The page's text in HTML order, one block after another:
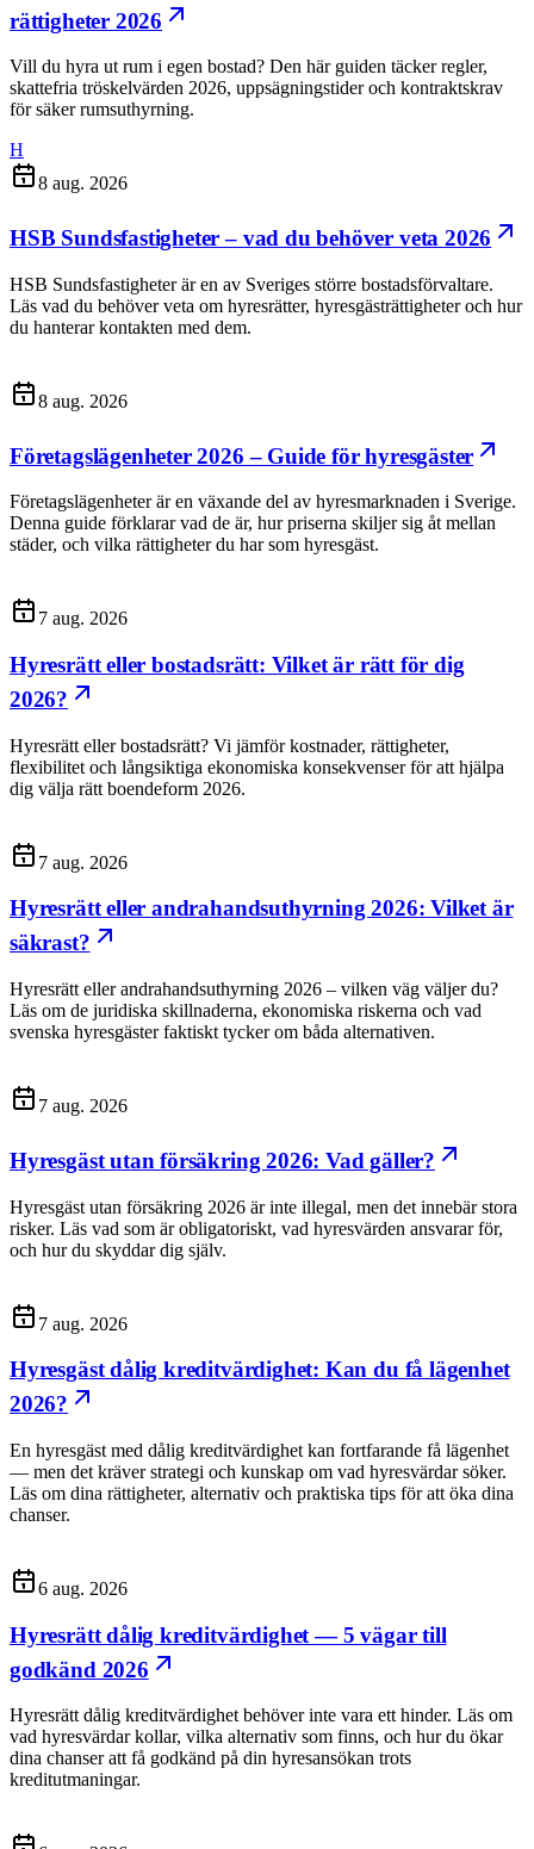
rättigheter 2026
Vill du hyra ut rum i egen bostad? Den här guiden täcker regler,
skattefria tröskelvärden 2026, uppsägningstider och kontraktskrav
för säker rumsuthyrning.
H
8 aug. 2026
HSB Sundsfastigheter – vad du behöver veta 2026
HSB Sundsfastigheter är en av Sveriges större bostadsförvaltare.
Läs vad du behöver veta om hyresrätter, hyresgästrättigheter och hur
du hanterar kontakten med dem.
8 aug. 2026
Företagslägenheter 2026 – Guide för hyresgäster
Företagslägenheter är en växande del av hyresmarknaden i Sverige.
Denna guide förklarar vad de är, hur priserna skiljer sig åt mellan
städer, och vilka rättigheter du har som hyresgäst.
7 aug. 2026
Hyresrätt eller bostadsrätt: Vilket är rätt för dig
2026?
Hyresrätt eller bostadsrätt? Vi jämför kostnader, rättigheter,
flexibilitet och långsiktiga ekonomiska konsekvenser för att hjälpa
dig välja rätt boendeform 2026.
7 aug. 2026
Hyresrätt eller andrahandsuthyrning 2026: Vilket är
säkrast?
Hyresrätt eller andrahandsuthyrning 2026 – vilken väg väljer du?
Läs om de juridiska skillnaderna, ekonomiska riskerna och vad
svenska hyresgäster faktiskt tycker om båda alternativen.
7 aug. 2026
Hyresgäst utan försäkring 2026: Vad gäller?
Hyresgäst utan försäkring 2026 är inte illegal, men det innebär stora
risker. Läs vad som är obligatoriskt, vad hyresvärden ansvarar för,
och hur du skyddar dig själv.
7 aug. 2026
Hyresgäst dålig kreditvärdighet: Kan du få lägenhet
2026?
En hyresgäst med dålig kreditvärdighet kan fortfarande få lägenhet
— men det kräver strategi och kunskap om vad hyresvärdar söker.
Läs om dina rättigheter, alternativ och praktiska tips för att öka dina
chanser.
6 aug. 2026
Hyresrätt dålig kreditvärdighet — 5 vägar till
godkänd 2026
Hyresrätt dålig kreditvärdighet behöver inte vara ett hinder. Läs om
vad hyresvärdar kollar, vilka alternativ som finns, och hur du ökar
dina chanser att få godkänd på din hyresansökan trots
kreditutmaningar.